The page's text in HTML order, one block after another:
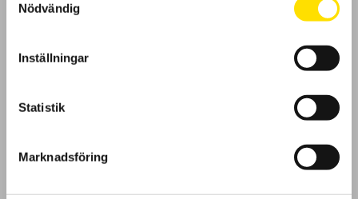
Nödvändig
Inställningar
Statistik
Marknadsföring